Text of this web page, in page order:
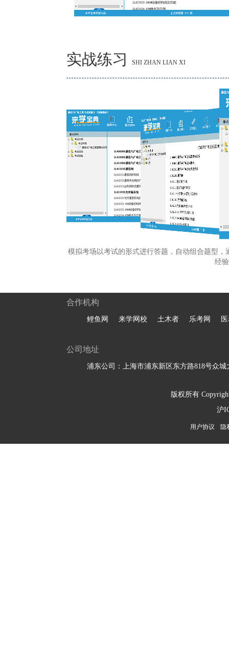
实战练习 SHI ZHAN LIAN XI
模拟考场以考试的形式进行答题，自动组合题型
经
合作机构
鲤鱼网 来学网校 土木者 乐考网
公司地址
浦东公司：上海市浦东新区东方路818号众城
版权所有
沪
用户协议 隐